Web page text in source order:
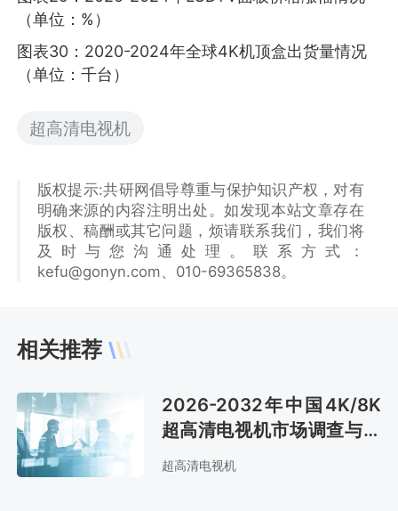
（单位：%）
图表30：2020-2024年全球4K机顶盒出货量情况
（单位：千台）
超高清电视机
版权提示:共研网倡导尊重与保护知识产权，对有
明确来源的内容注明出处。如发现本站文章存在
版权、稿酬或其它问题，烦请联系我们，我们将
及时与您沟通处理。联系方式：
kefu@gonyn.com、010-69365838。
相关推荐
2026-2032年中国4K/8K
超高清电视机市场调查与投
资战略咨询报告
超高清电视机